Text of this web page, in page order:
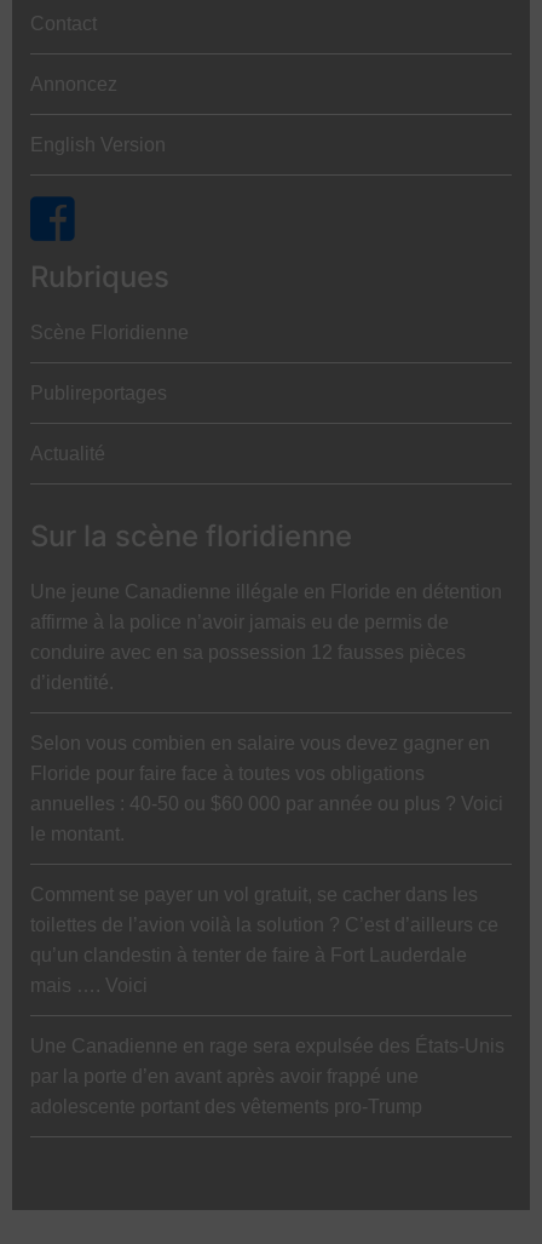
Contact
Annoncez
English Version
Rubriques
Scène Floridienne
Publireportages
Actualité
Sur la scène floridienne
Une jeune Canadienne illégale en Floride en détention
affirme à la police n’avoir jamais eu de permis de
conduire avec en sa possession 12 fausses pièces
d’identité.
Selon vous combien en salaire vous devez gagner en
Floride pour faire face à toutes vos obligations
annuelles : 40-50 ou $60 000 par année ou plus ? Voici
le montant.
Comment se payer un vol gratuit, se cacher dans les
toilettes de l’avion voilà la solution ? C’est d’ailleurs ce
qu’un clandestin à tenter de faire à Fort Lauderdale
mais …. Voici
Une Canadienne en rage sera expulsée des États-Unis
par la porte d’en avant après avoir frappé une
adolescente portant des vêtements pro-Trump